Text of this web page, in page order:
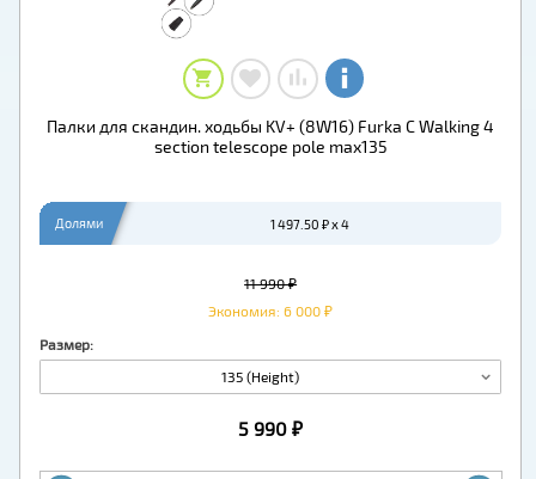
Палки для скандин. ходьбы KV+ (8W16) Furka C Walking 4
section telescope pole max135
Долями 1 497.50 ₽ x 4
Размер:
135 (Height)
11 990 ₽
Экономия: 6 000 ₽
5 990 ₽